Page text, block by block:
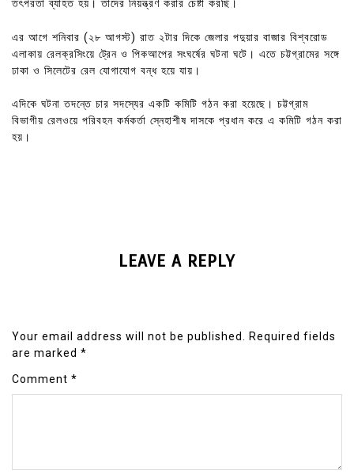
তৎপরতা ব্যাহত হয়। তাদের নিয়ন্ত্রণ করার চেষ্টা করছি।
এর আগে শনিবার (২৮ আগস্ট) রাত ২টার দিকে জেলার পদুয়ার বাজার বিশ্বরোড
এলাকায় রেলক্রসিংয়ে ট্রেন ও পিকআপের সংঘর্ষের ঘটনা ঘটে। এতে চট্টগ্রামের সঙ্গে
ঢাকা ও সিলেটের রেল যোগাযোগ বন্ধ হয়ে যায়।
এদিকে ঘটনা তদন্তে চার সদস্যের একটি কমিটি গঠন করা হয়েছে। চট্টগ্রাম
বিভাগীয় রেলওয়ে পরিবহন কর্মকর্তা স্নেহাশীষ দাসকে প্রধান করে এ কমিটি গঠন করা
হয়।
LEAVE A REPLY
Your email address will not be published.
Required fields
are marked *
Comment *